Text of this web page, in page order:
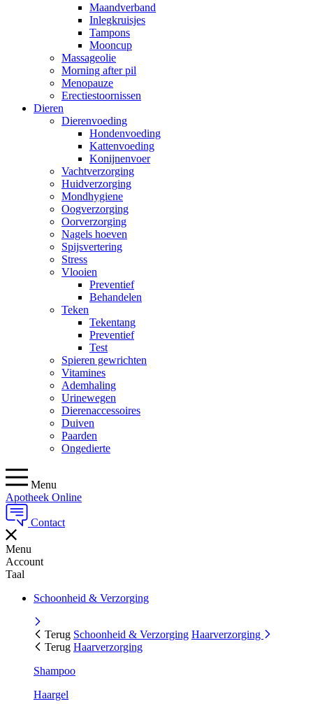
Maandverband
Inlegkruisjes
Tampons
Mooncup
Massageolie
Morning after pil
Menopauze
Erectiestoornissen
Dieren
Dierenvoeding
Hondenvoeding
Kattenvoeding
Konijnenvoer
Vachtverzorging
Huidverzorging
Mondhygiene
Oogverzorging
Oorverzorging
Nagels hoeven
Spijsvertering
Stress
Vlooien
Preventief
Behandelen
Teken
Tekentang
Preventief
Test
Spieren gewrichten
Vitamines
Ademhaling
Urinewegen
Dierenaccessoires
Duiven
Paarden
Ongedierte
Menu
Apotheek Online
Contact
Menu
Account
Taal
Schoonheid & Verzorging
Terug Schoonheid & Verzorging Haarverzorging
Terug Haarverzorging
Shampoo
Haargel